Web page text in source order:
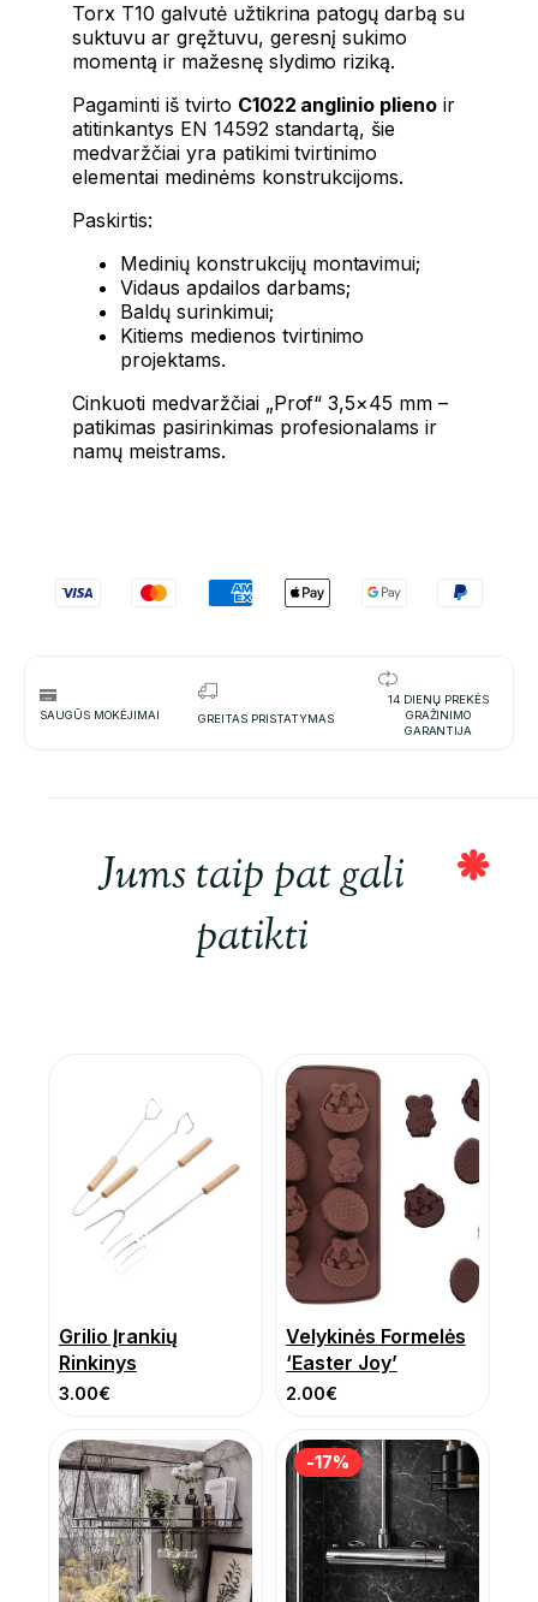
Torx T10 galvutė užtikrina patogų darbą su
suktuvu ar gręžtuvu, geresnį sukimo
momentą ir mažesnę slydimo riziką.
Pagaminti iš tvirto C1022 anglinio plieno ir
atitinkantys EN 14592 standartą, šie
medvaržčiai yra patikimi tvirtinimo
elementai medinėms konstrukcijoms.
Paskirtis:
Medinių konstrukcijų montavimui;
Vidaus apdailos darbams;
Baldų surinkimui;
Kitiems medienos tvirtinimo
projektams.
Cinkuoti medvaržčiai „Prof“ 3,5×45 mm –
patikimas pasirinkimas profesionalams ir
namų meistrams.
SAUGŪS MOKĖJIMAI GREITAS PRISTATYMAS
14 DIENŲ PREKĖS
GRAŽINIMO
GARANTIJA
Jums taip pat gali
patikti
Grilio Įrankių
Rinkinys
3.00€
Velykinės Formelės
‘Easter Joy’
2.00€
-17%
-17%